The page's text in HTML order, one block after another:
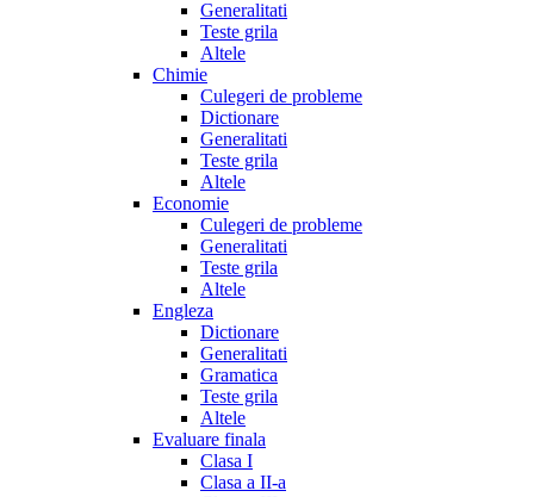
Generalitati
Teste grila
Altele
Chimie
Culegeri de probleme
Dictionare
Generalitati
Teste grila
Altele
Economie
Culegeri de probleme
Generalitati
Teste grila
Altele
Engleza
Dictionare
Generalitati
Gramatica
Teste grila
Altele
Evaluare finala
Clasa I
Clasa a II-a